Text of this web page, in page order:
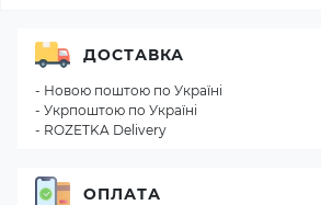
ДОСТАВКА
- Новою поштою по Україні
- Укрпоштою по Україні
- ROZETKA Delivery
ОПЛАТА